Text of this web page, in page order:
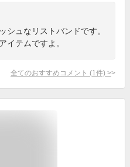
シュなリストバンドです。
イテムですよ。
全てのおすすめコメント (1 件) >